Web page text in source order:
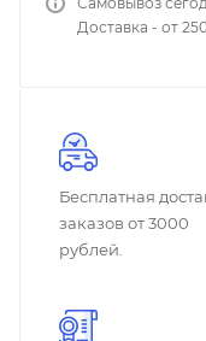
Доставка - от
Бесплатная
заказов от 3000
рублей.